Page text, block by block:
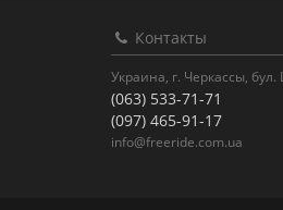
Контакты
Украина, г. Черкассы,
(063) 533-71-71
(097) 465-91-17
info@freeride.com.ua